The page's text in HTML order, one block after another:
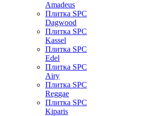
Amadeus
Плитка SPC
Dagwood
Плитка SPC
Kassel
Плитка SPC
Edel
Плитка SPC
Airy
Плитка SPC
Reggae
Плитка SPC
Kiparis